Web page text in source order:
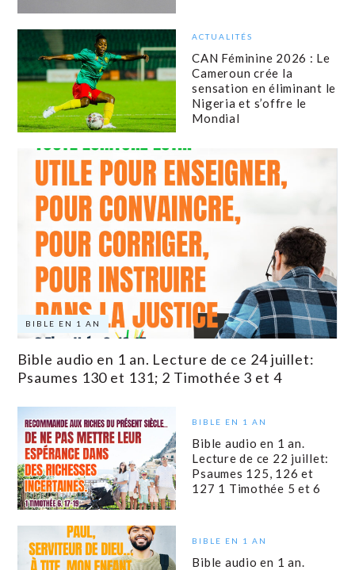
ACTUALITÉS
CAN Féminine 2026 : Le
Cameroun crée la
sensation en éliminant le
Nigeria et s’offre le
Mondial
BIBLE EN 1 AN
Bible audio en 1 an. Lecture de ce 24 juillet:
Psaumes 130 et 131; 2 Timothée 3 et 4
BIBLE EN 1 AN
Bible audio en 1 an.
Lecture de ce 22 juillet:
Psaumes 125, 126 et
127 1 Timothée 5 et 6
BIBLE EN 1 AN
Bible audio en 1 an.